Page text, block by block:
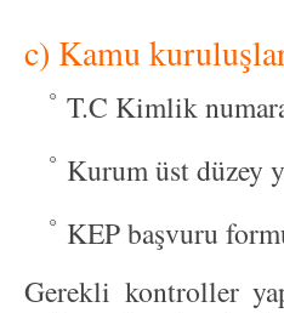
c) Kamu
T.C Kimlik
Kurum üst düzey
KEP başvuru
Gerekli kontroller